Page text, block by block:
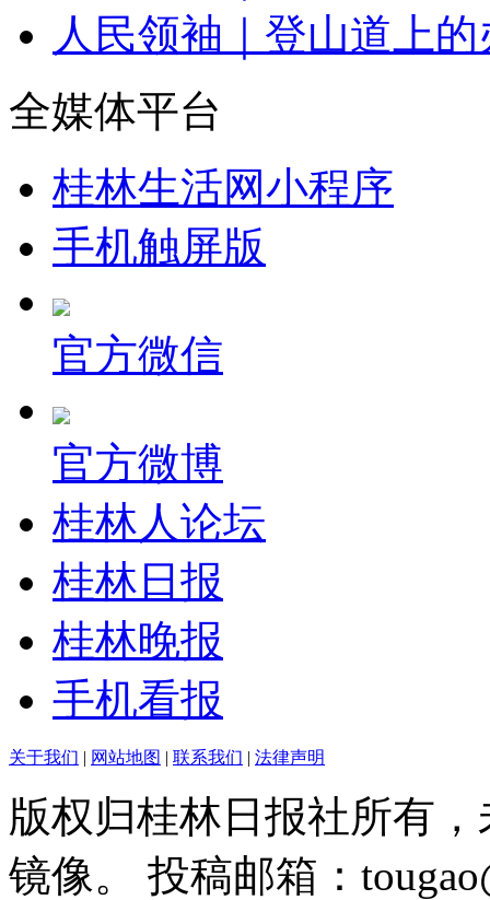
人民领袖｜登山道上
全媒体平台
桂林生活网小程序
手机触屏版
官方微信
官方微博
桂林人论坛
桂林日报
桂林晚报
手机看报
关于我们 | 网站地图 | 联系我们 | 法律声明
版权归桂林日报社所有
镜像。 投稿邮箱：